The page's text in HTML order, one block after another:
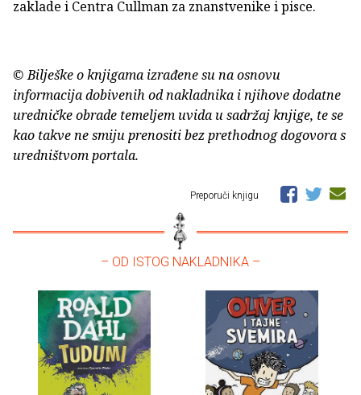
zaklade i Centra Cullman za znanstvenike i pisce.
© Bilješke o knjigama izrađene su na osnovu
informacija dobivenih od nakladnika i njihove dodatne
uredničke obrade temeljem uvida u sadržaj knjige, te se
kao takve ne smiju prenositi bez prethodnog dogovora s
uredništvom portala.
Preporuči knjigu
– OD ISTOG NAKLADNIKA –